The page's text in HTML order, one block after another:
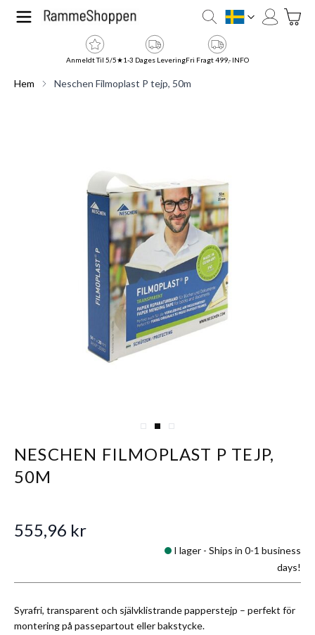
Hoppa till innehållet
SE
Anmeldt Til 5/5★1-3 Dages LeveringFri Fragt 499,- INFO
Hem Neschen Filmoplast P tejp, 50m
View larger image
View larger image
View larger image
NESCHEN FILMOPLAST P TEJP,
50M
Syrafri, transparent och självklistrande papperstejp – perfekt för
montering på passepartout eller bakstycke.
555,96 kr
I lager - Ships in 0-1 business
days!